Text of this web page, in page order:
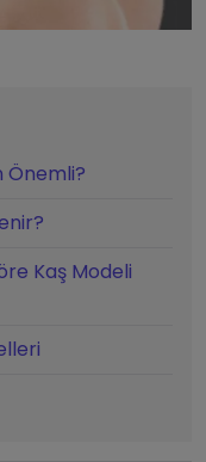
Önemli?
Kaş Modeli